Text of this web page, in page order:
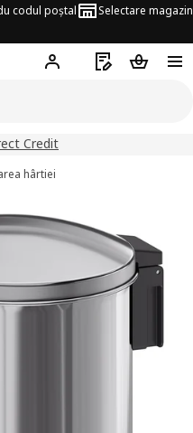
codul poștal Selectare magazin
Hej! Autentifică-te
Listă deCoșul de
Credit
hârtiei